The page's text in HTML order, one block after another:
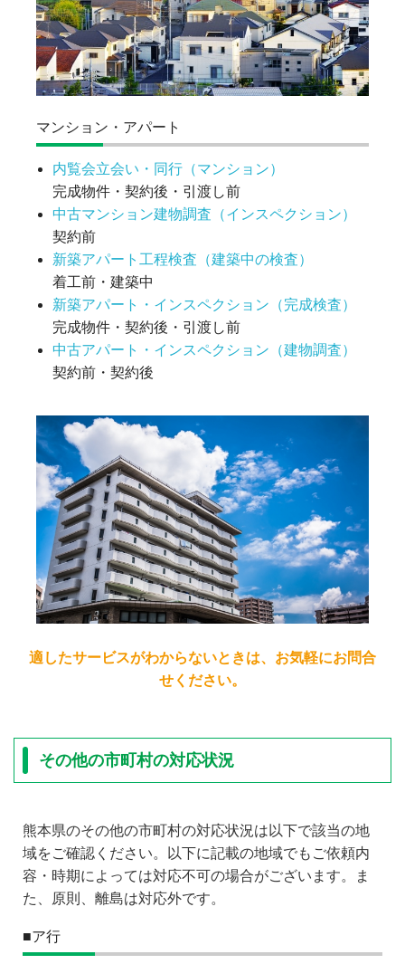
マンション・アパート
内覧会立会い・同行（マンション）
完成物件・契約後・引渡し前
中古マンション建物調査（インスペクション）
契約前
新築アパート工程検査（建築中の検査）
着工前・建築中
新築アパート・インスペクション（完成検査）
完成物件・契約後・引渡し前
中古アパート・インスペクション（建物調査）
契約前・契約後
適したサービスがわからないときは、お気軽にお問合
せください。
その他の市町村の対応状況
熊本県のその他の市町村の対応状況は以下で該当の地
域をご確認ください。以下に記載の地域でもご依頼内
容・時期によっては対応不可の場合がございます。ま
た、原則、離島は対応外です。
■ア行